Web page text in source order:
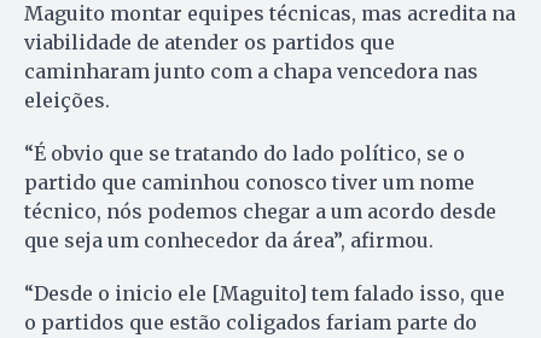
Maguito montar equipes técnicas, mas acredita na
viabilidade de atender os partidos que
caminharam junto com a chapa vencedora nas
eleições.
“É obvio que se tratando do lado político, se o
partido que caminhou conosco tiver um nome
técnico, nós podemos chegar a um acordo desde
que seja um conhecedor da área”, afirmou.
“Desde o inicio ele [Maguito] tem falado isso, que
o partidos que estão coligados fariam parte do